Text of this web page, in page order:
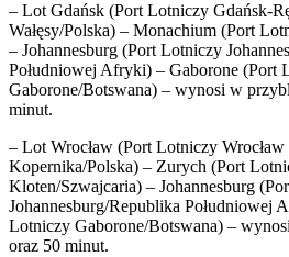
– Lot Gdańsk (Port Lotniczy Gdańsk-
Wałęsy/Polska) – Monachium (Port
– Johannesburg (Port Lotniczy
Południowej Afryki) – Gaborone (Port
Gaborone/Botswana) – wynosi w
minut.
– Lot Wrocław (Port Lotniczy Wrocław
Kopernika/Polska) – Zurych (Port
Kloten/Szwajcaria) – Johannesburg
Johannesburg/Republika Południowej
Lotniczy Gaborone/Botswana) –
oraz 50 minut.